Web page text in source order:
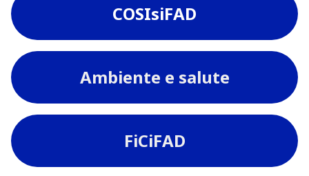
COSIsiFAD
Ambiente e salute
FiCiFAD